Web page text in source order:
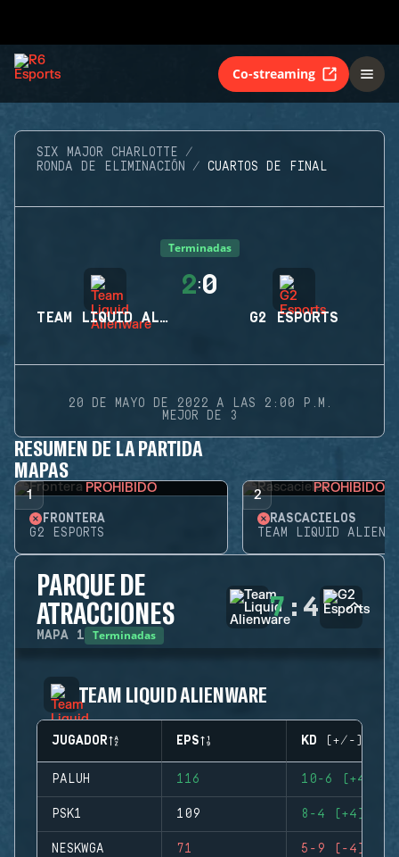
Co-streaming
SIX MAJOR CHARLOTTE
RONDA DE ELIMINACIÓN
CUARTOS DE FINAL
Terminadas
TEAM LIQUID ALIENWARE
2:0
G2 ESPORTS
20 DE MAYO DE 2022 A LAS 2:00 P.M.
MEJOR DE 3
RESUMEN DE LA PARTIDA
MAPAS
1 PROHIBIDO
FRONTERA
G2 ESPORTS
2 PROHIBIDO
RASCACIELOS
TEAM LIQUID
PARQUE DE
ATRACCIONES
MAPA 1 Terminadas
7 : 4
TEAM LIQUID ALIENWARE
JUGADOR EPS KD (+/-)
PALUH 116 10-6 (+4)
PSK1 109 8-4 (+4)
NESKWGA 71 5-9 (-4)